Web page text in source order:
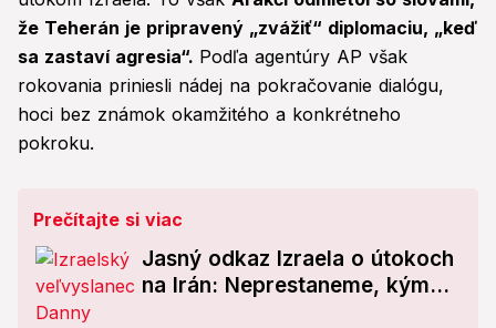
že Teherán je pripravený „zvážiť“ diplomaciu, „keď
sa zastaví agresia“. Podľa agentúry AP však
rokovania priniesli nádej na pokračovanie dialógu,
hoci bez známok okamžitého a konkrétneho
pokroku.
Prečítajte si viac
Jasný odkaz Izraela o útokoch
na Irán: Neprestaneme, kým...